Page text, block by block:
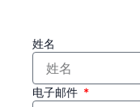
姓名
电子邮件